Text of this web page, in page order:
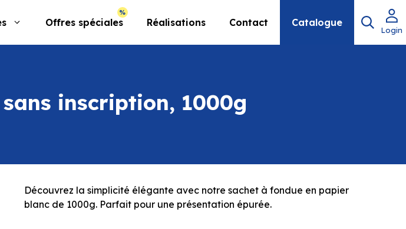
Offres spéciales Réalisations Contact Catalogue
Login
inscription, 1000g
Découvrez la simplicité élégante avec notre sachet à fondue en papier
blanc de 1000g. Parfait pour une présentation épurée.